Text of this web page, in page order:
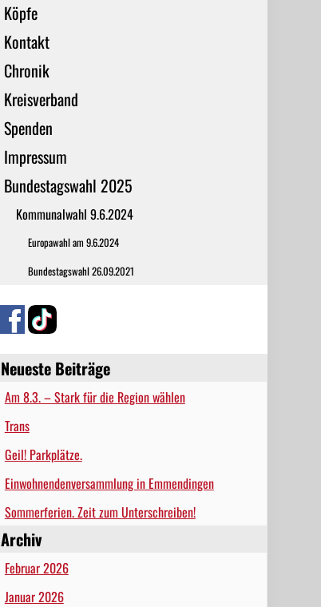
Köpfe
Kontakt
Chronik
Kreisverband
Spenden
Impressum
Bundestagswahl 2025
Kommunalwahl 9.6.2024
Europawahl am 9.6.2024
Bundestagswahl 26.09.2021
Neueste Beiträge
Am 8.3. – Stark für die Region wählen
Trans
Geil! Parkplätze.
Einwohnendenversammlung in Emmendingen
Sommerferien. Zeit zum Unterschreiben!
Archiv
Februar 2026
Januar 2026